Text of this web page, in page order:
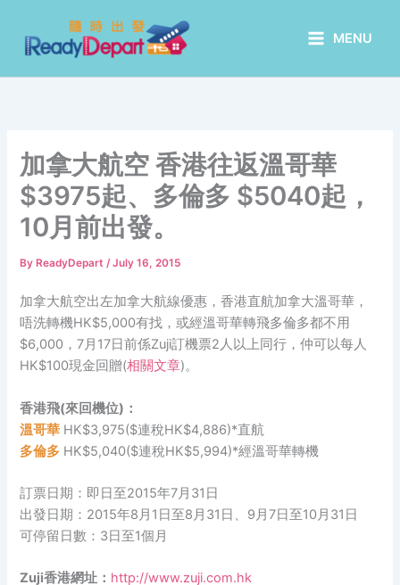
content
MENU
加拿大航空 香港往返溫哥華
$3975起、多倫多 $5040起，
10月前出發。
By ReadyDepart/July 16, 2015
加拿大航空出左加拿大航線優惠，香港直航加拿大溫哥華，
唔洗轉機HK$5,000有找，或經溫哥華轉飛多倫多都不用
$6,000，7月17日前係Zuji訂機票2人以上同行，仲可以每人
HK$100現金回贈(相關文章)。
香港飛(來回機位)：
溫哥華 HK$3,975($連稅HK$4,886)*直航
多倫多 HK$5,040($連稅HK$5,994)*經溫哥華轉機
訂票日期：即日至2015年7月31日
出發日期：2015年8月1日至8月31日、9月7日至10月31日
可停留日數：3日至1個月
Zuji香港網址： http://www.zuji.com.hk